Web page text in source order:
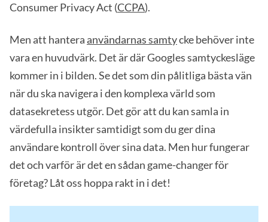
Consumer Privacy Act (CCPA).
Men att hantera användarnas samtycke behöver inte
vara en huvudvärk. Det är där Googles samtyckesläge
kommer in i bilden. Se det som din pålitliga bästa vän
när du ska navigera i den komplexa värld som
datasekretess utgör. Det gör att du kan samla in
värdefulla insikter samtidigt som du ger dina
användare kontroll över sina data. Men hur fungerar
det och varför är det en sådan game-changer för
företag? Låt oss hoppa rakt in i det!